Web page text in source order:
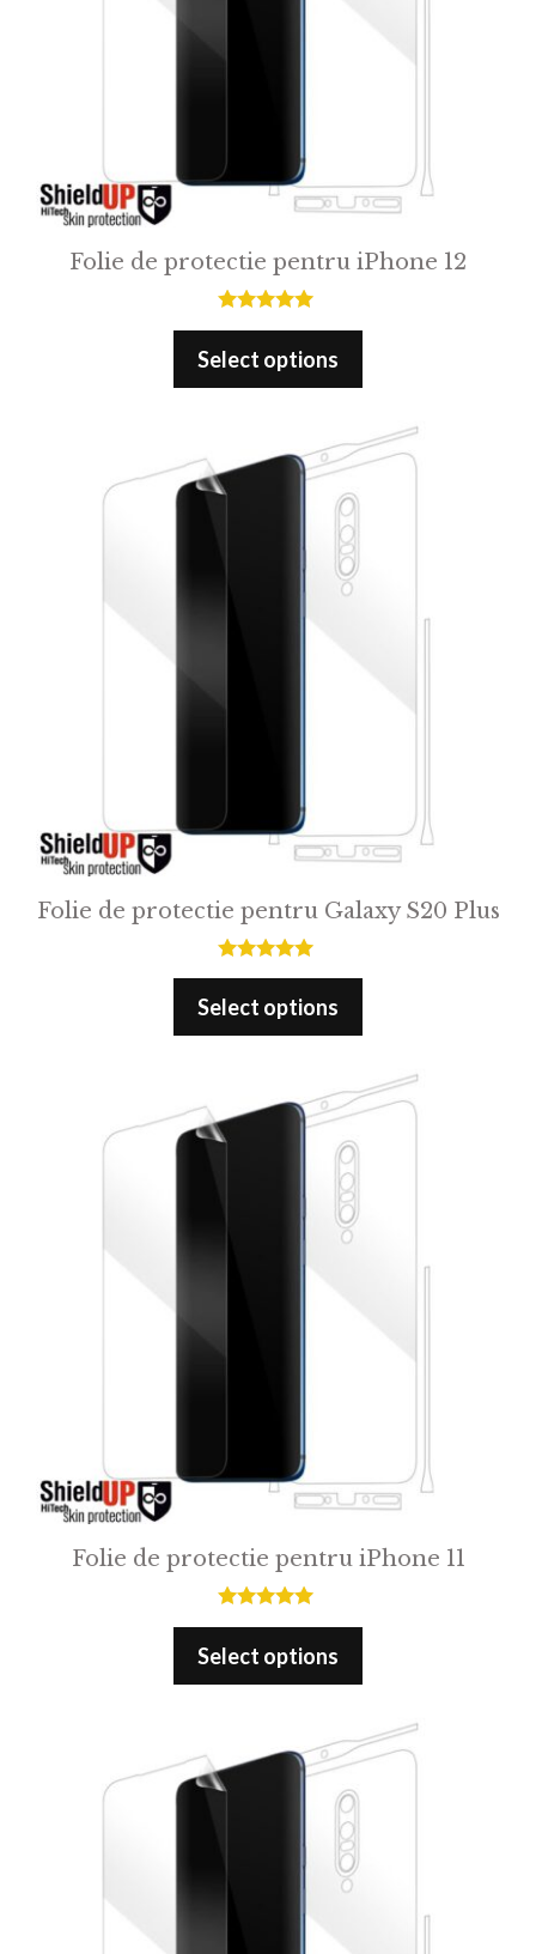
Folie de protectie pentru iPhone 12
5.00
Select options
Folie de protectie pentru Galaxy S20 Plus
5.00
Select options
Folie de protectie pentru iPhone 11
5.00
Select options